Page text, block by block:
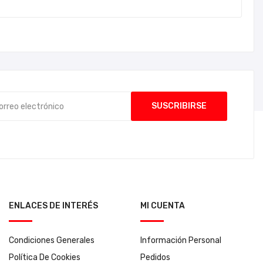
ENLACES DE INTERÉS
Condiciones Generales
Política De Cookies
MI CUENTA
Información Personal
Pedidos